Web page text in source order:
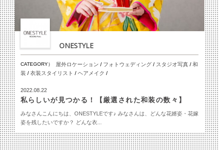
ONESTYLE
CATEGORY） 屋外ロケーション / フォトウェディング/ スタジオ写真 / 和
装 / 衣装スタイリスト / ヘアメイク /
2022.08.22
私らしいが見つかる！【厳選された和装の数々】
みなさんこんにちは、ONESTYLEです♪ みなさんは、どんな花婿姿・花嫁
姿を残したいですか？ どんな衣...